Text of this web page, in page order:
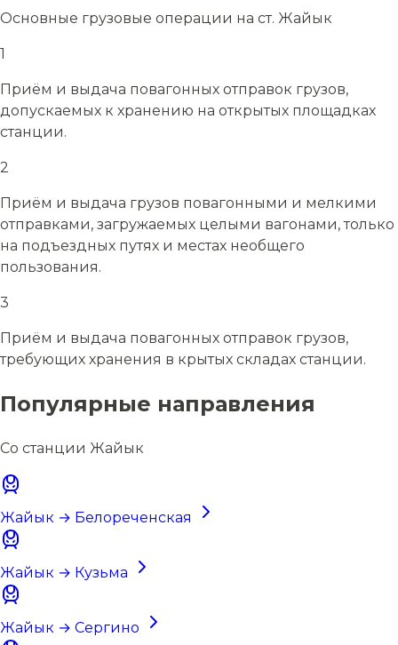
Основные грузовые операции на ст. Жайык
1
Приём и выдача повагонных отправок грузов,
допускаемых к хранению на открытых площадках
станции.
2
Приём и выдача грузов повагонными и мелкими
отправками, загружаемых целыми вагонами, только
на подъездных путях и местах необщего
пользования.
3
Приём и выдача повагонных отправок грузов,
требующих хранения в крытых складах станции.
Популярные направления
Со станции Жайык
Жайык → Белореченская
Жайык → Кузьма
Жайык → Сергино